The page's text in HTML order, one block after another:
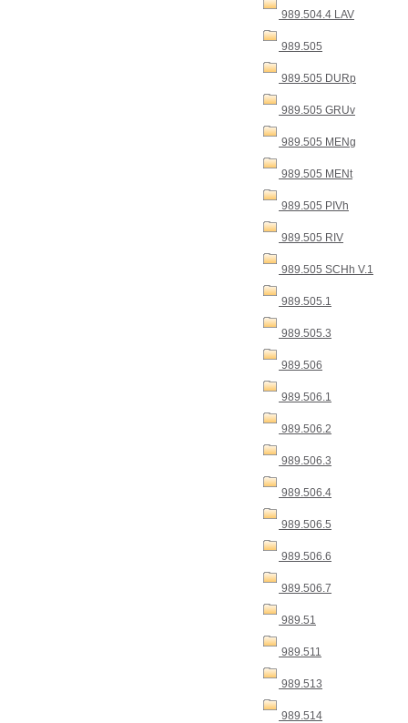
989.504.4 LAV
989.505
989.505 DURp
989.505 GRUv
989.505 MENg
989.505 MENt
989.505 PIVh
989.505 RIV
989.505 SCHh V.1
989.505.1
989.505.3
989.506
989.506.1
989.506.2
989.506.3
989.506.4
989.506.5
989.506.6
989.506.7
989.51
989.511
989.513
989.514